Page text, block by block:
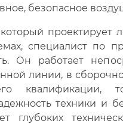
безопасное
проектирует
специалист по
Он работает
линии, в
техники и
глубоких